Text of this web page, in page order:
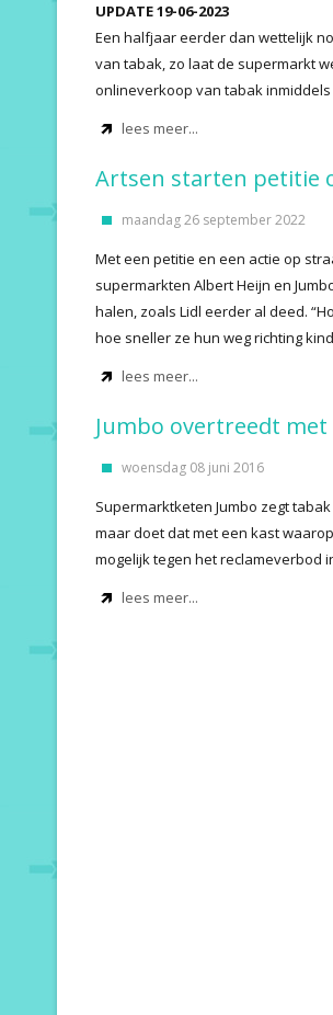
UPDATE 19-06-2023
Een halfjaar eerder dan wettelijk
van tabak, zo laat de supermarkt
onlineverkoop van tabak inmiddels
lees meer...
Artsen starten petitie
maandag 26 september 2022
Met een petitie en een actie op
supermarkten Albert Heijn en
halen, zoals Lidl eerder al deed.
hoe sneller ze hun weg richting
lees meer...
Jumbo overtreedt
woensdag 08 juni 2016
Supermarktketen Jumbo zegt
maar doet dat met een kast
mogelijk tegen het reclameverbod
lees meer...